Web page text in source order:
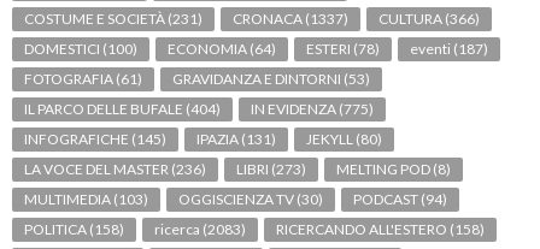
COSTUME E SOCIETÀ (231) CRONACA (1337) CULTURA (366)
DOMESTICI (100) ECONOMIA (64) ESTERI (78) eventi (187)
FOTOGRAFIA (61) GRAVIDANZA E DINTORNI (53)
IL PARCO DELLE BUFALE (404) IN EVIDENZA (775)
INFOGRAFICHE (145) IPAZIA (131) JEKYLL (80)
LA VOCE DEL MASTER (236) LIBRI (273) MELTING POD (8)
MULTIMEDIA (103) OGGISCIENZA TV (30) PODCAST (94)
POLITICA (158) ricerca (2083) RICERCANDO ALL'ESTERO (158)